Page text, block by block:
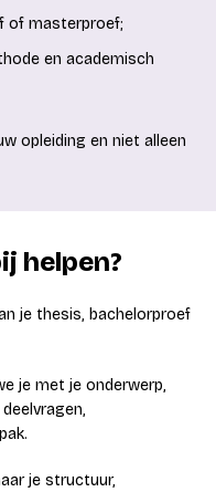
of masterproef;
en academisch
opleiding en niet alleen
helpen?
je thesis, bachelorproef
je met je onderwerp,
je structuur,